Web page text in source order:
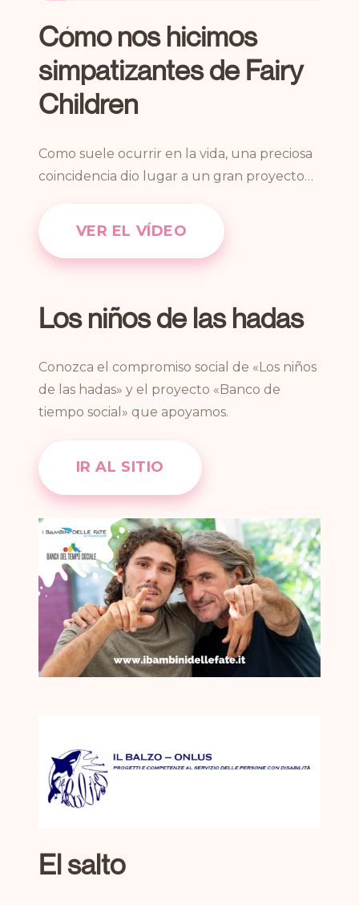
Cómo nos hicimos
simpatizantes de Fairy
Children
Como suele ocurrir en la vida, una preciosa
coincidencia dio lugar a un gran proyecto…
VER EL VÍDEO
Los niños de las hadas
Conozca el compromiso social de «Los niños
de las hadas» y el proyecto «Banco de
tiempo social» que apoyamos.
IR AL SITIO
El salto